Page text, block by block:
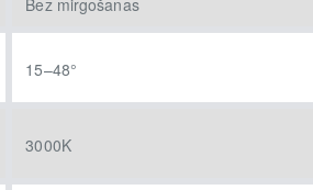
Bez mirgošanas
15–48°
3000K